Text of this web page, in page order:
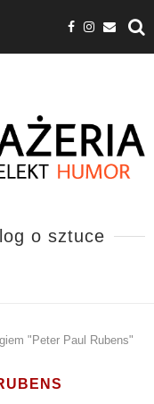
o sztuce
"Peter Paul Rubens"